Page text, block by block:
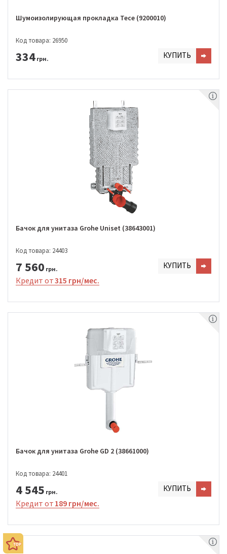
Шумоизолирующая прокладка Tece (9200010)
Код товара: 26950
334 грн. КУПИТЬ
Бачок для унитаза Grohe Uniset (38643001)
Код товара: 24403
7 560 грн. КУПИТЬ
Кредит от315 грн/мес.
Бачок для унитаза Grohe GD 2 (38661000)
Код товара: 24401
4 545 грн. КУПИТЬ
Кредит от 189 грн/мес.